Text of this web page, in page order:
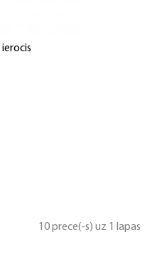
ierocis
10 prece(-s) uz 1 lapas